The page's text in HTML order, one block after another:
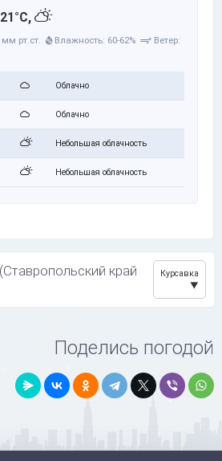
мм рт.ст. Влажность: 60-62%
Ветер:
Облачно
Облачно
Небольшая облачность
Небольшая облачность
край
Курсавка
Поделись погодой